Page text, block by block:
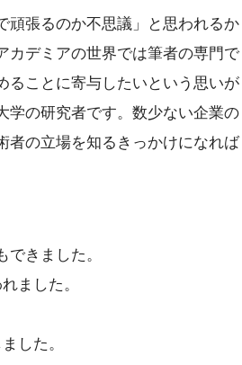
頑張るのか不思議」と思われるか
カデミアの世界では筆者の専門で
ることに寄与したいという思いが
学の研究者です。数少ない企業の
者の立場を知るきっかけになれば
きました。
ました。
した。